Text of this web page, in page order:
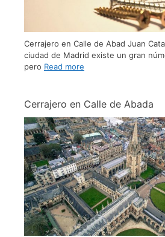
Cerrajero en Calle de Abad Juan
ciudad de Madrid existe un gran
pero Read more
Cerrajero en Calle de Abada